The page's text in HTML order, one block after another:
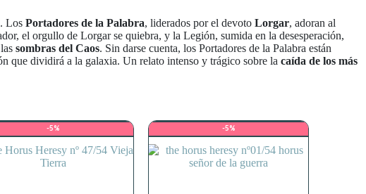
. Los Portadores de la Palabra, liderados por el devoto Lorgar, adoran al
el orgullo de Lorgar se quiebra, y la Legión, sumida en la desesperación,
sombras del Caos. Sin darse cuenta, los Portadores de la Palabra están
que dividirá a la galaxia. Un relato intenso y trágico sobre la caída de los más
-5% -5%